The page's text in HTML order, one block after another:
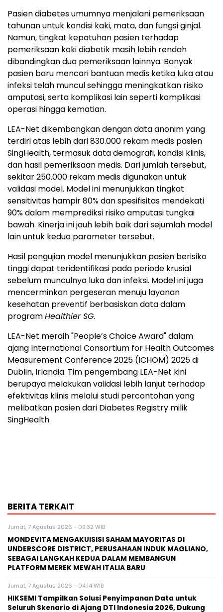
Pasien diabetes umumnya menjalani pemeriksaan
tahunan untuk kondisi kaki, mata, dan fungsi ginjal.
Namun, tingkat kepatuhan pasien terhadap
pemeriksaan kaki diabetik masih lebih rendah
dibandingkan dua pemeriksaan lainnya. Banyak
pasien baru mencari bantuan medis ketika luka atau
infeksi telah muncul sehingga meningkatkan risiko
amputasi, serta komplikasi lain seperti komplikasi
operasi hingga kematian.
LEA-Net dikembangkan dengan data anonim yang
terdiri atas lebih dari 830.000 rekam medis pasien
SingHealth, termasuk data demografi, kondisi klinis,
dan hasil pemeriksaan medis. Dari jumlah tersebut,
sekitar 250.000 rekam medis digunakan untuk
validasi model. Model ini menunjukkan tingkat
sensitivitas hampir 80% dan spesifisitas mendekati
90% dalam memprediksi risiko amputasi tungkai
bawah. Kinerja ini jauh lebih baik dari sejumlah model
lain untuk kedua parameter tersebut.
Hasil pengujian model menunjukkan pasien berisiko
tinggi dapat teridentifikasi pada periode krusial
sebelum munculnya luka dan infeksi. Model ini juga
mencerminkan pergeseran menuju layanan
kesehatan preventif berbasiskan data dalam
programHealthier SG.
LEA-Net meraih "People’s Choice Award" dalam
ajang International Consortium for Health Outcomes
Measurement Conference 2025 (ICHOM) 2025 di
Dublin, Irlandia. Tim pengembang LEA-Net kini
berupaya melakukan validasi lebih lanjut terhadap
efektivitas klinis melalui studi percontohan yang
melibatkan pasien dari Diabetes Registry milik
SingHealth.
BERITA TERKAIT
Jumat, 7 Agustus 2026 - 09:32 WIB
MONDEVITA MENGAKUISISI SAHAM MAYORITAS DI
UNDERSCORE DISTRICT, PERUSAHAAN INDUK MAGLIANO,
SEBAGAI LANGKAH KEDUA DALAM MEMBANGUN
PLATFORM MEREK MEWAH ITALIA BARU
Jumat, 7 Agustus 2026 - 04:14 WIB
HIKSEMI Tampilkan Solusi Penyimpanan Data untuk
Seluruh Skenario di Ajang DTI Indonesia 2026, Dukung